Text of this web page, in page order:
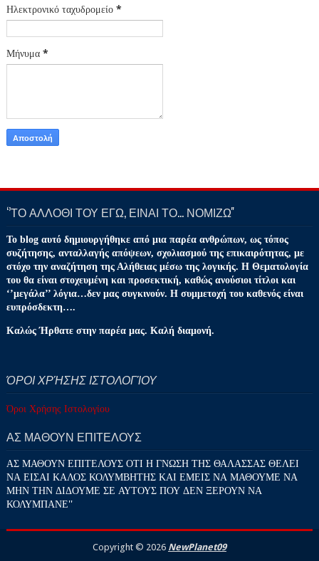
Ηλεκτρονικό ταχυδρομείο *
Μήνυμα *
‘’ΤΟ ΑΛΛΟΘΙ ΤΟΥ ΕΓΩ, ΕΙΝΑΙ ΤΟ… ΝΟΜΙΖΩ''
Το blog αυτό δημιουργήθηκε από μια παρέα ανθρώπων, ως τόπος
συζήτησης, ανταλλαγής απόψεων, σχολιασμού της επικαιρότητας, με
στόχο την αναζήτηση της Αλήθειας μέσω της λογικής. Η Θεματολογία
του θα είναι στοχευμένη και προσεκτική, καθώς ανούσιοι τίτλοι και
‘’μεγάλα’’ λόγια…δεν μας συγκινούν. Η συμμετοχή του καθενός είναι
ευπρόσδεκτη….
Καλώς Ήρθατε στην παρέα μας. Καλή διαμονή.
ΌΡΟΙ ΧΡΉΣΗΣ ΙΣΤΟΛΟΓΊΟΥ
Όροι Χρήσης Ιστολογίου
ΑΣ ΜΑΘΟΥΝ ΕΠΙΤΕΛΟΥΣ
ΑΣ ΜΑΘΟΥΝ ΕΠΙΤΕΛΟΥΣ ΟΤΙ Η ΓΝΩΣΗ ΤΗΣ ΘΑΛΑΣΣΑΣ ΘΕΛΕΙ
ΝΑ ΕΙΣΑΙ ΚΑΛΟΣ ΚΟΛΥΜΒΗΤΗΣ ΚΑΙ ΕΜΕΙΣ ΝΑ ΜΑΘΟΥΜΕ ΝΑ
ΜΗΝ ΤΗΝ ΔΙΔΟΥΜΕ ΣΕ ΑΥΤΟΥΣ ΠΟΥ ΔΕΝ ΞΕΡΟΥΝ ΝΑ
ΚΟΛΥΜΠΑΝΕ''
Copyright © 2026 NewPlanet09